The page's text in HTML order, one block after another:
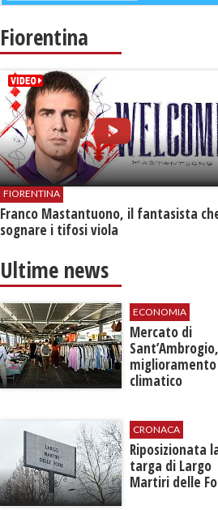
Fiorentina
FIORENTINA
Franco Mastantuono, il fantasista
sognare i tifosi viola
Ultime news
ECONOMIA
Mercato di
Sant’Ambrogio,
miglioramento
climatico
CRONACA
Riposizionata
targa di Largo
Martiri delle